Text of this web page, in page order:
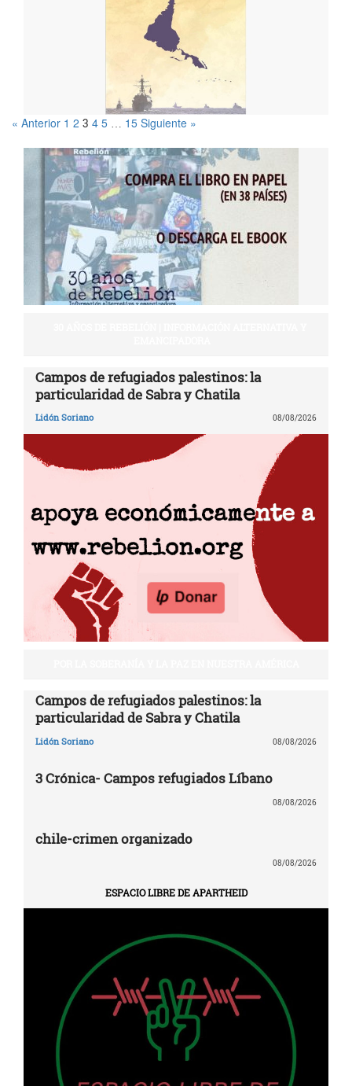
« Anterior 1 2 3 4 5 … 15 Siguiente »
Campos de refugiados palestinos: la
particularidad de Sabra y Chatila
Lidón Soriano 08/08/2026
Campos de refugiados palestinos: la
particularidad de Sabra y Chatila
Lidón Soriano 08/08/2026
3 Crónica- Campos refugiados Líbano
08/08/2026
chile-crimen organizado
08/08/2026
ESPACIO LIBRE DE APARTHEID